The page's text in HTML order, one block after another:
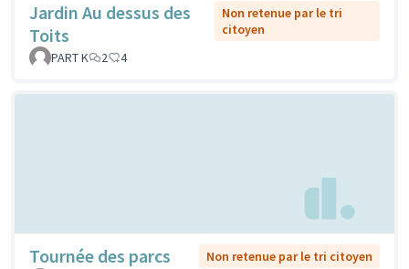
Jardin Au dessus des
Toits
Non retenue par le tri
citoyen
PART K
2 4
Tournée des parcs
Non retenue par le tri citoyen